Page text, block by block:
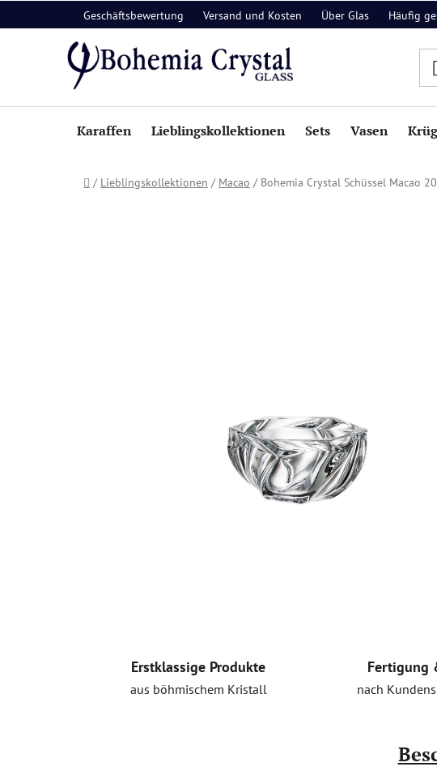
Inhalt
Geschäftsbewertung Versand und Kosten Über Glas Häufig
Karaffen Lieblingskollektionen Sets Vasen
Startseite
/ Lieblingskollektionen / Macao / Bohemia Crystal Schüssel Macao
Erstklassige Produkte
aus böhmischem Kristall
Fertigung
nach